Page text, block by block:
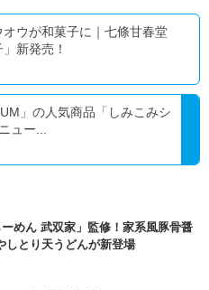
オウが和菓子に｜七條甘春堂
新発売！
」の人気商品「しみこみシ
ュー...
めん 武双家」監修！家系風豚骨醤
しとり天うどんが新登場